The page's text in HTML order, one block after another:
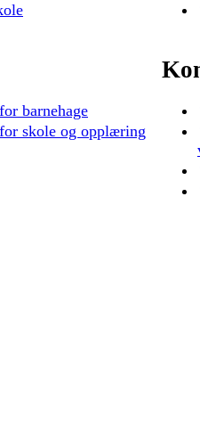
barnehage
skole og opplæring